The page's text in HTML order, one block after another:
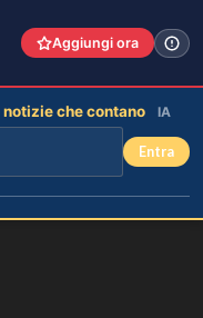
Aggiungi ora
che contano IA
Entra